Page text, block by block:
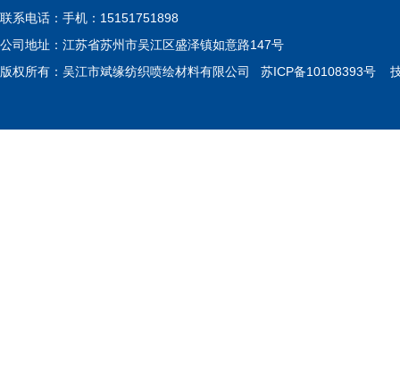
联系电话：手机：15151751898
公司地址：江苏省苏州市吴江区盛泽镇如意路147号
版权所有：吴江市斌缘纺织喷绘材料有限公司 苏ICP备10108393号 技